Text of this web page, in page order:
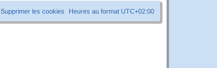
Heures au format UTC+02:00
Supprimer les cookies